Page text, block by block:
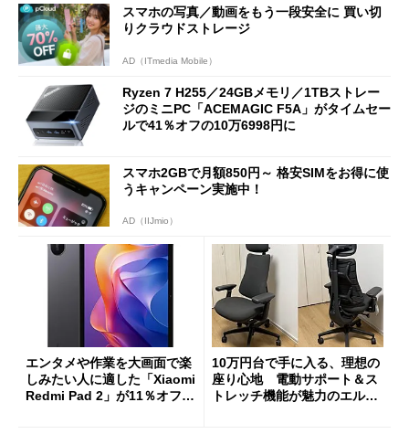
スマホの写真／動画をもう一段安全に 買い切
りクラウドストレージ
AD（ITmedia Mobile）
Ryzen 7 H255／24GBメモリ／1TBストレー
ジのミニPC「ACEMAGIC F5A」がタイムセー
ルで41％オフの10万6998円に
スマホ2GBで月額850円～ 格安SIMをお得に使
うキャンペーン実施中！
AD（IIJmio）
エンタメや作業を大画面で楽
しみたい人に適した「Xiaomi
Redmi Pad 2」が11％オフの
10万円台で手に入る、理想の
座り心地 電動サポート＆ス
トレッチ機能が魅力のエルゴ